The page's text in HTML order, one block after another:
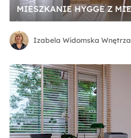
Izabela Widomska Wnętrza